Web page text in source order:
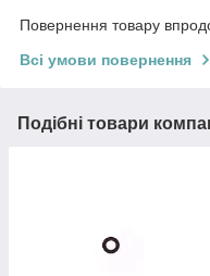
Повернення товару
Всі умови повернення
Подібні товари